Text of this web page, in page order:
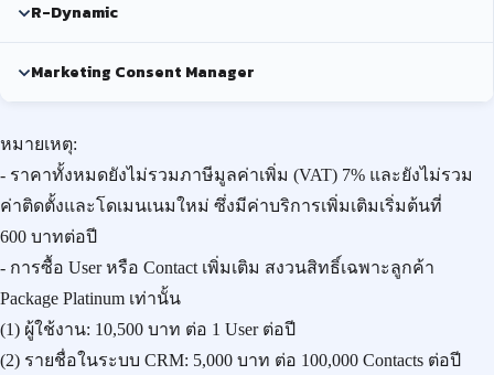
R-Dynamic
Marketing Consent Manager
หมายเหตุ:
- ราคาทั้งหมดยังไม่รวมภาษีมูลค่าเพิ่ม (VAT) 7% และยังไม่รวม
ค่าติดตั้งและโดเมนเนมใหม่ ซึ่งมีค่าบริการเพิ่มเติมเริ่มต้นที่
600 บาทต่อปี
- การซื้อ User หรือ Contact เพิ่มเติม สงวนสิทธิ์เฉพาะลูกค้า
Package Platinum เท่านั้น
(1) ผู้ใช้งาน: 10,500 บาท ต่อ 1 User ต่อปี
(2) รายชื่อในระบบ CRM: 5,000 บาท ต่อ 100,000 Contacts ต่อปี